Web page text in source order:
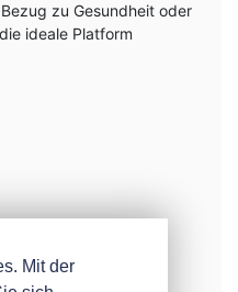
zu Gesundheit oder
ideale Platform
Mit der